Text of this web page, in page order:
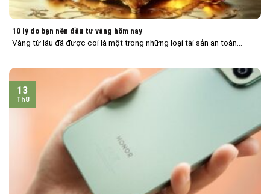
10 lý do bạn nên đầu tư vàng hôm nay
Vàng từ lâu đã được coi là một trong những loại tài sản an toàn...
13
Th8